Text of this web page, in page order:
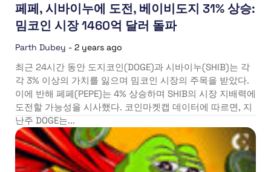
페페, 시바이누에 도전, 베이비도지 31% 상승:
밈코인 시장 1460억 달러 돌파
Parth Dubey - 2 years ago
최근 24시간 동안 도지코인(DOGE)과 시바이누(SHIB)는 각
각 3% 이상의 가치를 잃으며 밈코인 시장의 주목을 받았다.
이에 반해 페페(PEPE)는 4% 상승하며 SHIB의 시장 지배력에
도전할 가능성을 시사했다. 코인마켓캡 데이터에 따르면, 지
난주 DOGE는...